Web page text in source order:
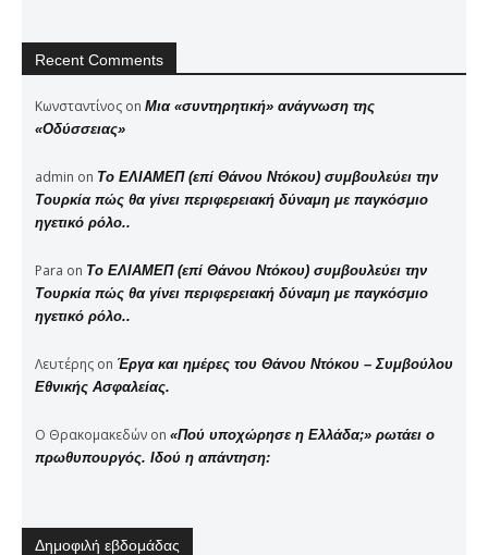
Recent Comments
Κωνσταντίνος on Μια «συντηρητική» ανάγνωση της
«Οδύσσειας»
admin on Το ΕΛΙΑΜΕΠ (επί Θάνου Ντόκου) συμβουλεύει την
Τουρκία πώς θα γίνει περιφερειακή δύναμη με παγκόσμιο
ηγετικό ρόλο..
Para on Το ΕΛΙΑΜΕΠ (επί Θάνου Ντόκου) συμβουλεύει την
Τουρκία πώς θα γίνει περιφερειακή δύναμη με παγκόσμιο
ηγετικό ρόλο..
Λευτέρης on Έργα και ημέρες του Θάνου Ντόκου – Συμβούλου
Εθνικής Ασφαλείας.
Ο Θρακομακεδών on «Πού υποχώρησε η Ελλάδα;» ρωτάει ο
πρωθυπουργός. Ιδού η απάντηση:
Δημοφιλή εβδομάδας